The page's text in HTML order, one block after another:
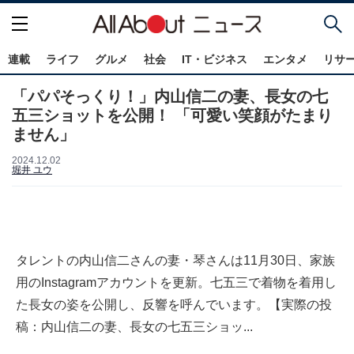
連載 ライフ グルメ 社会 IT・ビジネス エンタメ リサ
「パパそっくり！」内山信二の妻、長女の七
五三ショットを公開！ 「可愛い笑顔がたまり
ません」
2024.12.02
堀井 ユウ
タレントの内山信二さんの妻・琴さんは11月30日、家族
用のInstagramアカウントを更新。七五三で着物を着用し
た長女の姿を公開し、反響を呼んでいます。【実際の投
稿：内山信二の妻、長女の七五三ショッ...